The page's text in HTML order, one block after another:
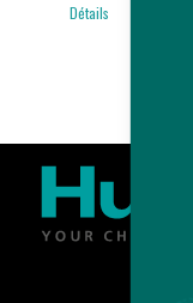
Détails